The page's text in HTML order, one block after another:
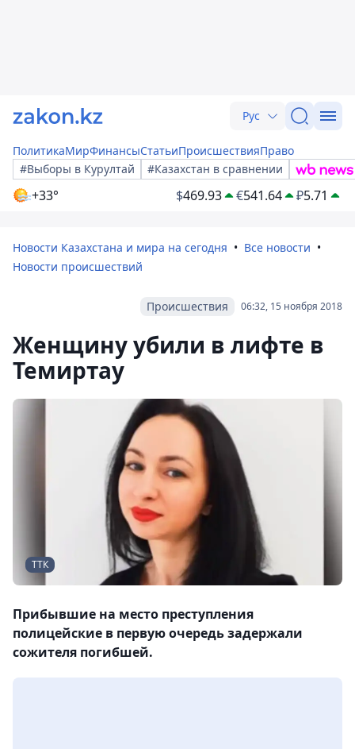
Рус
ПолитикаМирФинансыСтатьиПроисшествияПраво
#Выборы в Курултай
#Казахстан в сравнении
+33° $469.93 €541.64 ₽5.71
Новости Казахстана и мира на сегодня
Все новости
Новости происшествий
06:32, 15 ноября 2018
Происшествия
Женщину убили в лифте в
Темиртау
ТТК
Прибывшие на место преступления
полицейские в первую очередь задержали
сожителя погибшей.